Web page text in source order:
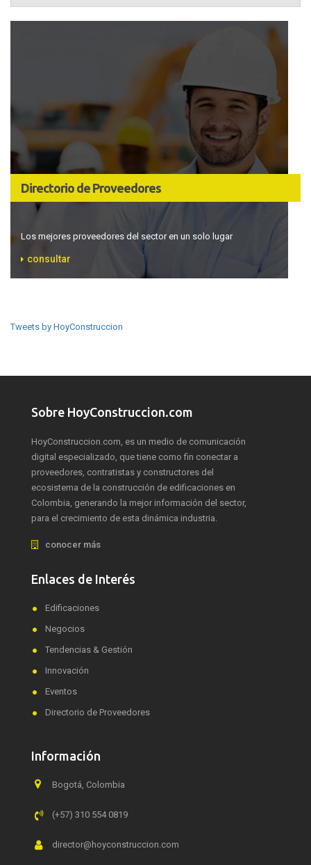
Directorio de Proveedores
Los mejores proveedores del sector en un solo lugar
consultar
Tweets by HoyConstruccion
Sobre HoyConstruccion.com
HoyConstruccion.com, es un medio de comunicación
digital especializado, que tiene como fin conectar a
proveedores, contratistas y constructores del
ecosistema de la construcción de edificaciones en
Colombia, generando la mejor información del sector,
para el crecimiento de esta dinámica industria.
conocer más
Enlaces de Interés
Edificaciones
Negocios
Tendencias & Gestión
Innovación
Eventos
Directorio de Proveedores
Información
Bogotá, Colombia
(+57) 310 554 0819
director@hoyconstruccion.com